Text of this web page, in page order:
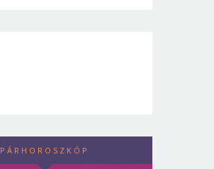
PÁRHOROSZKÓP